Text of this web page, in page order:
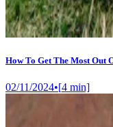
How To Get The Most Out
02/11/2024•[4 min]